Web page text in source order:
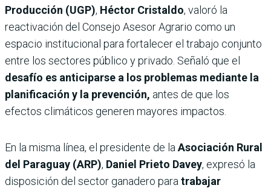
Producción (UGP), Héctor Cristaldo, valoró la
reactivación del Consejo Asesor Agrario como un
espacio institucional para fortalecer el trabajo conjunto
entre los sectores público y privado. Señaló que el
desafío es anticiparse a los problemas mediante la
planificación y la prevención, antes de que los
efectos climáticos generen mayores impactos.
En la misma línea, el presidente de la Asociación Rural
del Paraguay (ARP), Daniel Prieto Davey, expresó la
disposición del sector ganadero para trabajar